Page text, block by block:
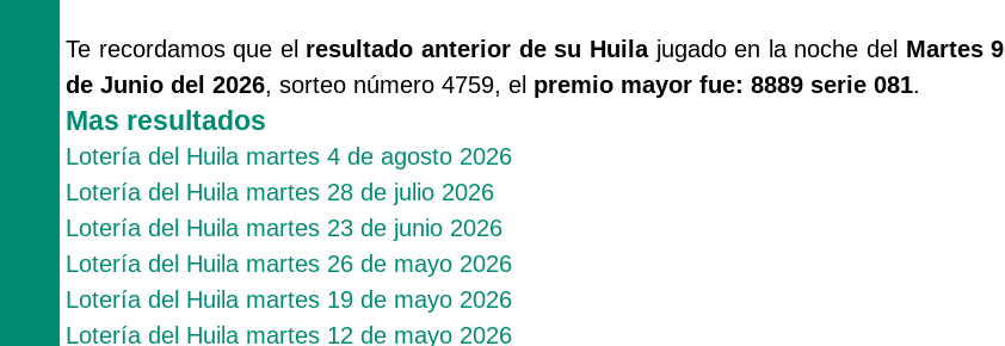
Te recordamos que el resultado anterior de su Huilajugado en la noche del Martes 9
de Junio del 2026, sorteo número 4759, el premio mayor fue: 8889 serie 081.
Mas resultados
Lotería del Huila martes 4 de agosto 2026
Lotería del Huila martes 28 de julio 2026
Lotería del Huila martes 23 de junio 2026
Lotería del Huila martes 26 de mayo 2026
Lotería del Huila martes 19 de mayo 2026
Lotería del Huila martes 12 de mayo 2026